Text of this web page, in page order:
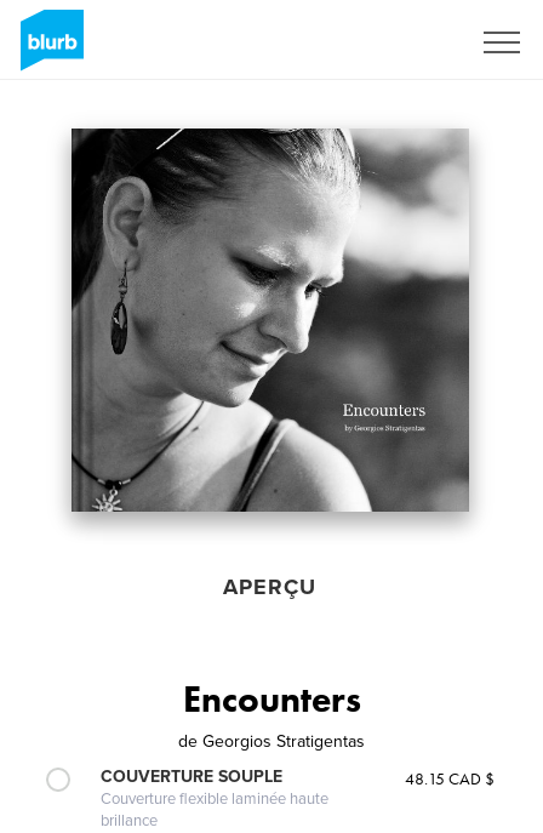
APERÇU
Encounters
de Georgios Stratigentas
COUVERTURE SOUPLE
Couverture flexible laminée haute
brillance
48.15 CAD $